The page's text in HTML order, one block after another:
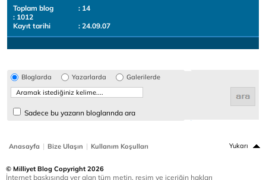
Toplam blog
: 14
: 1012
Kayıt tarihi
: 24.09.07
Bloglarda Yazarlarda Galerilerde
Sadece bu yazarın bloglarında ara
Anasayfa | Bize Ulaşın | Kullanım Koşulları Yukarı
© Milliyet Blog Copyright 2026
İnternet baskısında yer alan tüm metin, resim ve içeriğin hakları